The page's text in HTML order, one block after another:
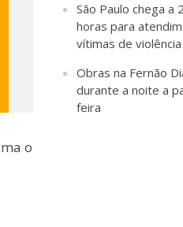
o
São Paulo chega a
horas para
vítimas de violência
Obras na Fernão
durante a noite a
feira